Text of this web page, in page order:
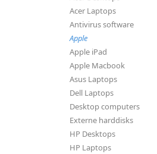
Acer Laptops
Antivirus software
Apple
Apple iPad
Apple Macbook
Asus Laptops
Dell Laptops
Desktop computers
Externe harddisks
HP Desktops
HP Laptops